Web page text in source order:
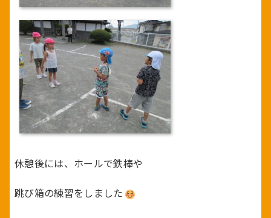
休憩後には、ホールで鉄棒や
跳び箱の練習をしました